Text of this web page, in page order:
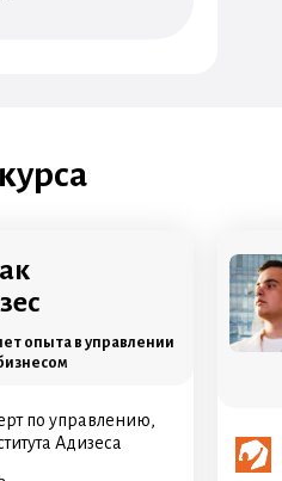
опыта в управлении
по управлению,
Адизеса